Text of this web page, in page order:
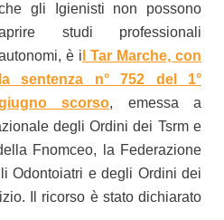
gli Igienisti non possono
studi professionali
è i l Tar Marche, con
la sentenza n° 752 del 1°
scorso, emessa a
degli Ordini dei Tsrm e
Fnomceo, la Federazione
Odontoiatri e degli Ordini dei
Il ricorso è stato dichiarato